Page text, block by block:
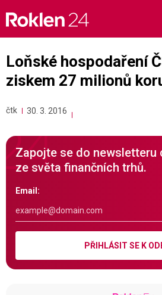
content
Loňské hospodaření
ziskem 27 milionů
čtk 30. 3. 2016
Zapojte se do newsletteru
ze světa finančních trhů.
Email:
PŘIHLÁSIT SE K